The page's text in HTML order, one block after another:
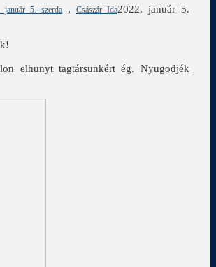
január 5. szerda , Császár Ida2022. január 5.
elhunyt tagtársunkért ég. Nyugodjék